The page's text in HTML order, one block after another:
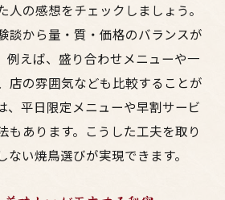
グ常連店で新たな美味しさ発
舗と新店を比較してみよう
焼鳥と地酒の相性を楽しむコツ
めて大阪で食べ歩き
店巡りで見つける新定番
人の感想をチェックしましょう。
談から量・質・価格のバランスが
例えば、盛り合わせメニューや一
店の雰囲気なども比較することが
、平日限定メニューや早割サービ
もあります。こうした工夫を取り
ない焼鳥選びが実現できます。